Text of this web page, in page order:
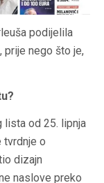
podijelila
prije nego što je,
lista od 25. lipnja
tvrdnje o
dizajn
naslove preko